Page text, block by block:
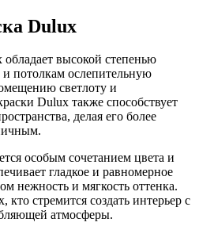
Dulux
высокой степенью
потолкам ослепительную
светлоту и
Dulux также способствует
делая его более
особым сочетанием цвета и
гладкое и равномерное
нежность и мягкость оттенка.
стремится создать интерьер с
атмосферы.